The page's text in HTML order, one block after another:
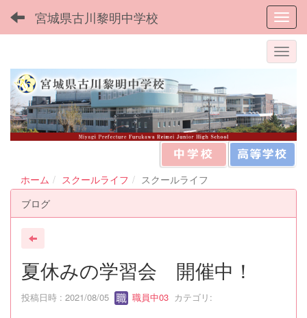
宮城県古川黎明中学校
ホーム スクールライフ
スクールライフ
ブログ
夏休みの学習会 開催中！
投稿日時 : 2021/08/05 職員中03 カテゴリ: